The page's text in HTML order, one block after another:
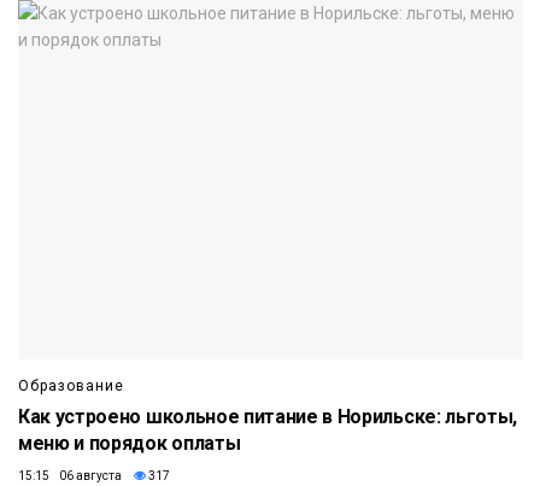
Образование
Как устроено школьное питание в Норильске: льготы,
меню и порядок оплаты
15:15 06 августа 317